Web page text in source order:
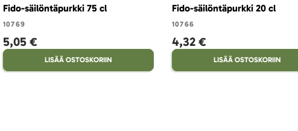
Fido-säilöntäpurkki 75 cl
10769
5,05 €
LISÄÄ OSTOSKORIIN
Fido-säilöntäpurkki 20 cl
10766
4,32 €
LISÄÄ OSTOSKORIIN